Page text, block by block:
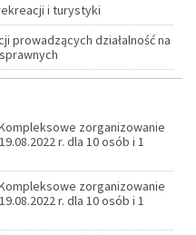
i turystyki
prowadzących działalność na
zorganizowanie
r. dla 10 osób i 1
zorganizowanie
r. dla 10 osób i 1